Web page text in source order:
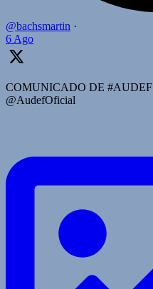
@bachsmartin ·
6 Ago
COMUNICADO DE #AUDEF
@AudefOficial